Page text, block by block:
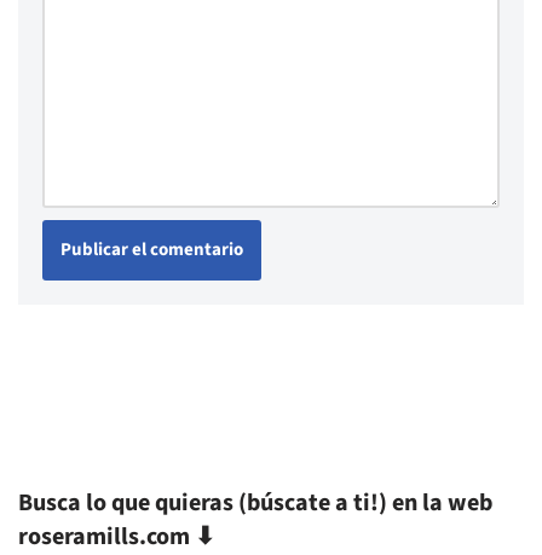
Busca lo que quieras (búscate a ti!) en la web
roseramills.com ⬇